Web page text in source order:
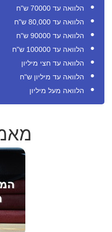
הלוואה עד 70000 ש"ח
הלוואה עד 80,000 ש"ח
הלוואה עד 90000 ש"ח
הלוואה עד 100000 ש"ח
הלוואה עד חצי מיליון
הלוואה עד מיליון ש"ח
הלוואה מעל מיליון